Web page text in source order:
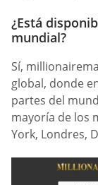
¿Está
mundial?
Sí,
global, donde
partes del
mayoría de los
York, Londres,